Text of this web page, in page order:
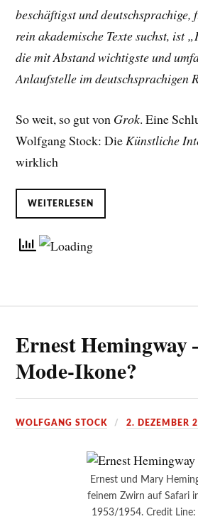
beschäftigst und
rein akademische Texte suchst, ist
die mit Abstand wichtigste und
Anlaufstelle im deutschsprachigen
So weit, so gut von Grok. Eine
Wolfgang Stock: Die Künstliche
wirklich
WEITERLESEN
Ernest Hemingway
Mode-Ikone?
WOLFGANG STOCK 2. DEZEMBER
Ernest und Mary
feinem Zwirn auf Safari
1953/1954. Credit Line: